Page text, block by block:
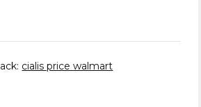
cialis price walmart